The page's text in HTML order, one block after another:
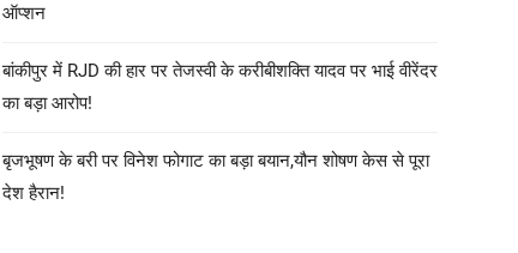
ऑप्शन
बांकीपुर में RJD की हार पर तेजस्वी के करीबीशक्ति यादव पर भाई वीरेंदर
का बड़ा आरोप!
बृजभूषण के बरी पर विनेश फोगाट का बड़ा बयान,यौन शोषण केस से पूरा
देश हैरान!